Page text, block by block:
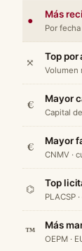
● Más
Por
⤧ Top por
Volumen
€ Mayor
Capital
€ Mayor
CNMV ·
⌬ Top
PLACSP
™ Más
OEPM ·